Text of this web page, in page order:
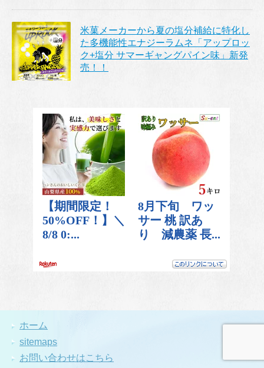
米菓メーカーから夏の塩分補給に特化し
た多機能性エナジーラムネ「アップロッ
ク+塩分 サマーギャングパイン味」新発
売！！
ホーム
sitemaps
お問い合わせはこちら